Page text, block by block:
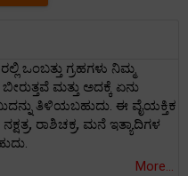
ಒಂಬತ್ತು ಗ್ರಹಗಳು ನಿಮ್ಮ
ಮತ್ತು ಅದಕ್ಕೆ ಏನು
ತಿಳಿಯಬಹುದು. ಈ ವೈಯಕ್ತಿಕ
ರಾಶಿಚಕ್ರ, ಮನೆ ಇತ್ಯಾದಿಗಳ
More...